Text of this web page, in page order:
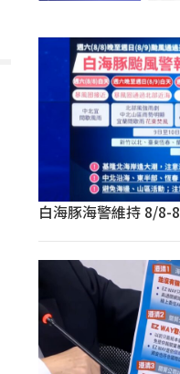
白海豚海警維持 8/8-